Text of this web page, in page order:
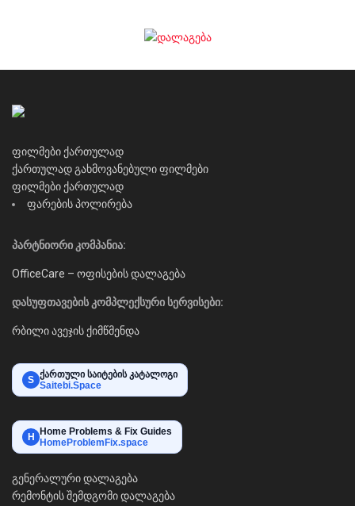
ფილმები ქართულად
ქართულად გახმოვანებული ფილმები
ფილმები ქართულად
ფარების პოლირება
პარტნიორი კომპანია:
OfficeCare – ოფისების დალაგება
დასუფთავების კომპლექსური სერვისები:
რბილი ავეჯის ქიმწმენდა
S ქართული საიტების კატალოგი
Saitebi.Space
H
Home Problems & Fix Guides
HomeProblemFix.space
გენერალური დალაგება
რემონტის შემდგომი დალაგება